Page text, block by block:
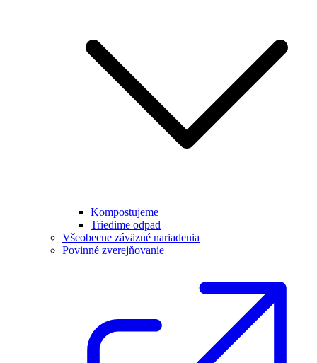
Kompostujeme
Triedime odpad
Všeobecne záväzné nariadenia
Povinné zverejňovanie